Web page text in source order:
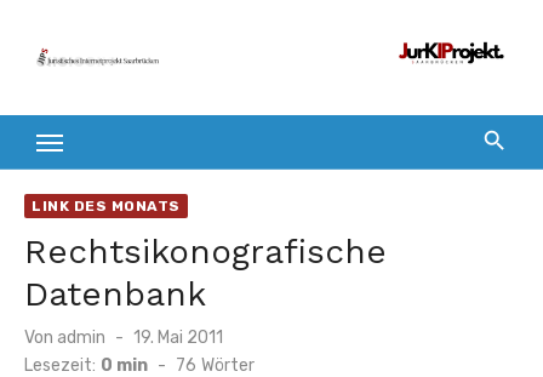
Inhalt
LINK DES MONATS
Rechtsikonografische
Datenbank
Von admin
Veröffentlicht
am
19. Mai 2011
Lesezeit: 0 min - 76 Wörter